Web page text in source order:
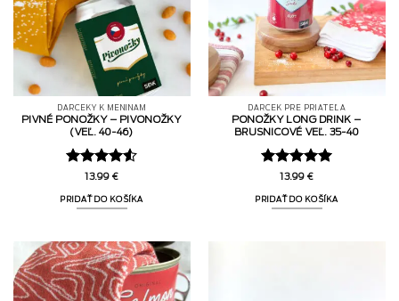
DARČEKY K MENINÁM
PIVNÉ PONOŽKY – PIVONOŽKY
(VEĽ. 40-46)
Hodnotenie
13.99 €
PRIDAŤ DO KOŠÍKA
DARČEK PRE PRIATEĽA
PONOŽKY LONG DRINK –
BRUSNICOVÉ VEĽ. 35-40
Hodnotenie
13.99 €
PRIDAŤ DO KOŠÍKA